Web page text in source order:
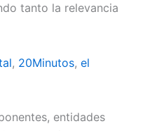
tanto la relevancia
, 20Minutos, el
entidades